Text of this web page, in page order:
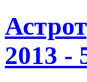
2013 -